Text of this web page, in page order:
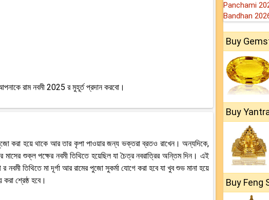
রাম নবমী 2025 র মুহূর্ত প্রদান করবো।
করা হয়ে থাকে আর তার কৃপা পাওয়ার জন্য ভক্তরা ব্রতও রাখেন। অন্যদিকে,
মাসের শুক্ল পক্ষের নবমী তিথিতে হয়েছিল যা চৈত্র নবরাত্রির অন্তিম দিন। এই
তিথিতে মা দূর্গা আর রামের পুজো সুকর্মা যোগে করা হবে যা খুব শুভ মানা হয়ে
শ্রেষ্ঠ হবে।
Panchami
Bandhan
Buy
Buy
Buy Feng